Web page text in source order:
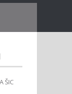
ŠIC